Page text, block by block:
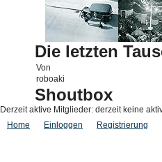
Die letzten
Von
roboaki
Shoutbox
Derzeit aktive Mitglieder: derzeit keine
Home
Einloggen Registrierung